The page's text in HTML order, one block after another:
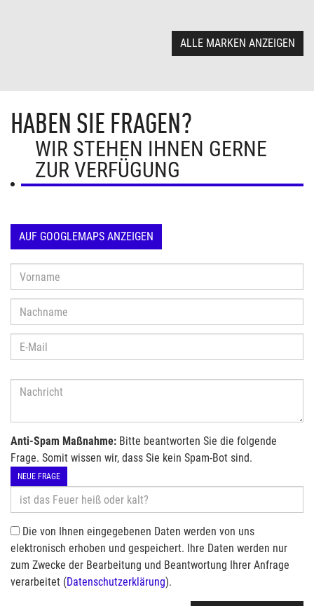
ALLE MARKEN ANZEIGEN
HABEN SIE FRAGEN?
WIR STEHEN IHNEN GERNE
ZUR VERFÜGUNG
AUF GOOGLEMAPS ANZEIGEN
Anti-Spam Maßnahme: Bitte beantworten Sie die folgende
Frage. Somit wissen wir, dass Sie kein Spam-Bot sind.
NEUE FRAGE
Die von Ihnen eingegebenen Daten werden von uns
elektronisch erhoben und gespeichert. Ihre Daten werden nur
zum Zwecke der Bearbeitung und Beantwortung Ihrer Anfrage
verarbeitet (Datenschutzerklärung).